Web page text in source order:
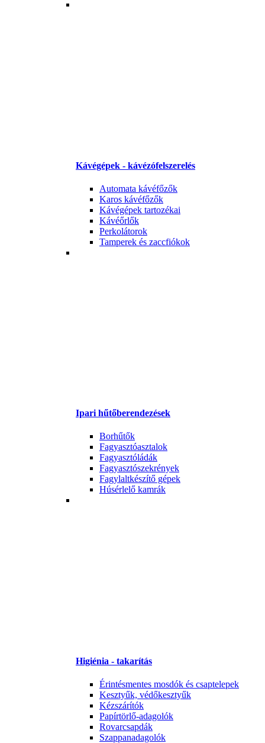
Kávégépek - kávézófelszerelés
Automata kávéfőzők
Karos kávéfőzők
Kávégépek tartozékai
Kávéőrlők
Perkolátorok
Tamperek és zaccfiókok
Ipari hűtőberendezések
Borhűtők
Fagyasztóasztalok
Fagyasztóládák
Fagyasztószekrények
Fagylaltkészítő gépek
Húsérlelő kamrák
Higiénia - takarítás
Érintésmentes mosdók és csaptelepek
Kesztyűk, védőkesztyűk
Kézszárítók
Papírtörlő-adagolók
Rovarcsapdák
Szappanadagolók